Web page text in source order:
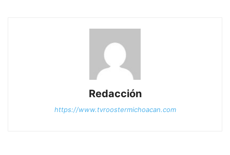
Redacción
https://www.tvroostermichoacan.com